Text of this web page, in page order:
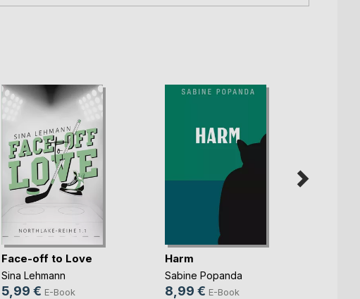
Face-off to Love
Sina Lehmann
5,99 € E-Book
Harm
Sabine Popanda
8,99 € E-Book